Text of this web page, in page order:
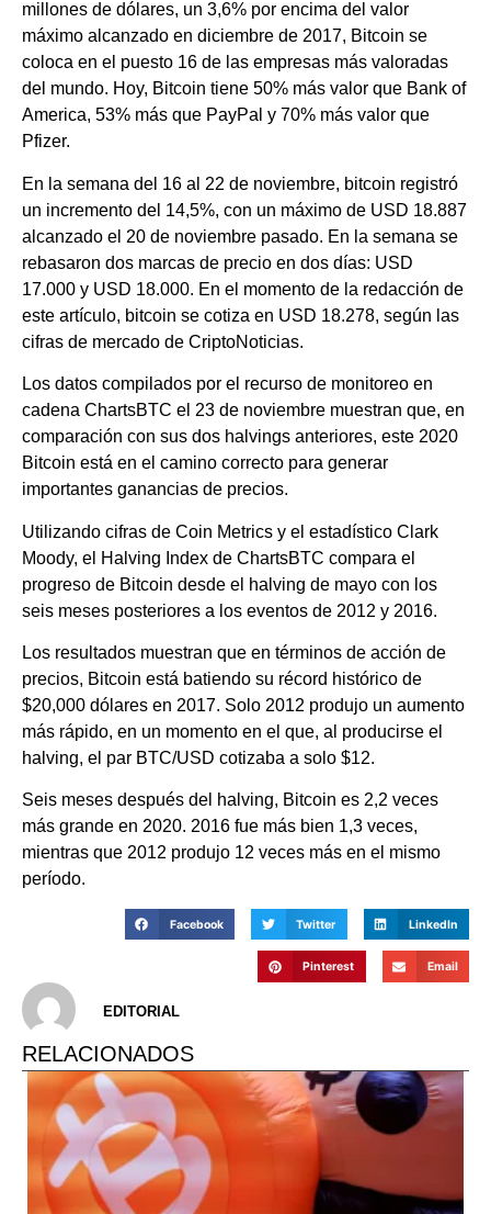
millones de dólares, un 3,6% por encima del valor
máximo alcanzado en diciembre de 2017, Bitcoin se
coloca en el puesto 16 de las empresas más valoradas
del mundo. Hoy, Bitcoin tiene 50% más valor que Bank of
America, 53% más que PayPal y 70% más valor que
Pfizer.
En la semana del 16 al 22 de noviembre, bitcoin registró
un incremento del 14,5%, con un máximo de USD 18.887
alcanzado el 20 de noviembre pasado. En la semana se
rebasaron dos marcas de precio en dos días: USD
17.000 y USD 18.000. En el momento de la redacción de
este artículo, bitcoin se cotiza en USD 18.278, según las
cifras de mercado de CriptoNoticias.
Los datos compilados por el recurso de monitoreo en
cadena ChartsBTC el 23 de noviembre muestran que, en
comparación con sus dos halvings anteriores, este 2020
Bitcoin está en el camino correcto para generar
importantes ganancias de precios.
Utilizando cifras de Coin Metrics y el estadístico Clark
Moody, el Halving Index de ChartsBTC compara el
progreso de Bitcoin desde el halving de mayo con los
seis meses posteriores a los eventos de 2012 y 2016.
Los resultados muestran que en términos de acción de
precios, Bitcoin está batiendo su récord histórico de
$20,000 dólares en 2017. Solo 2012 produjo un aumento
más rápido, en un momento en el que, al producirse el
halving, el par BTC/USD cotizaba a solo $12.
Seis meses después del halving, Bitcoin es 2,2 veces
más grande en 2020. 2016 fue más bien 1,3 veces,
mientras que 2012 produjo 12 veces más en el mismo
período.
Facebook Twitter LinkedIn
Pinterest Email
EDITORIAL
RELACIONADOS